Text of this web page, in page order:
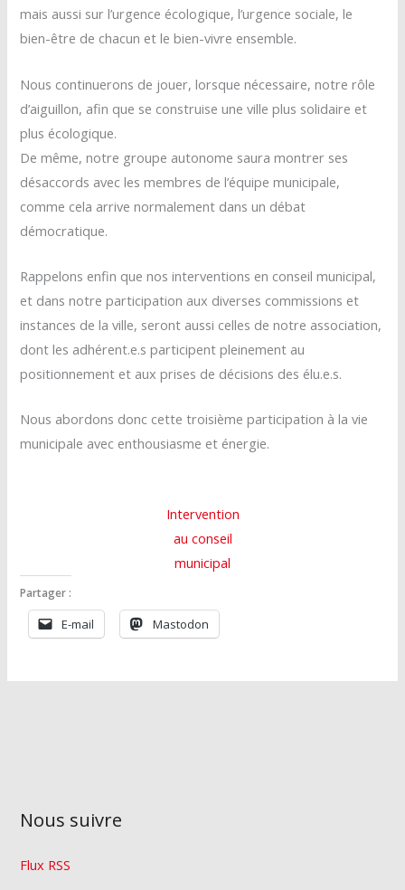
mais aussi sur l’urgence écologique, l’urgence sociale, le
bien-être de chacun et le bien-vivre ensemble.
Nous continuerons de jouer, lorsque nécessaire, notre rôle
d’aiguillon, afin que se construise une ville plus solidaire et
plus écologique.
De même, notre groupe autonome saura montrer ses
désaccords avec les membres de l’équipe municipale,
comme cela arrive normalement dans un débat
démocratique.
Rappelons enfin que nos interventions en conseil municipal,
et dans notre participation aux diverses commissions et
instances de la ville, seront aussi celles de notre association,
dont les adhérent.e.s participent pleinement au
positionnement et aux prises de décisions des élu.e.s.
Nous abordons donc cette troisième participation à la vie
municipale avec enthousiasme et énergie.
Intervention
au conseil
municipal
Partager :
E-mail Mastodon
Nous suivre
Flux RSS